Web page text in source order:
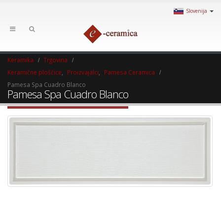
Slovenija
Keramika
Trgovina
Keramične ploščice
Proizvajalci
Pamesa Ceramica
Pamesa Spa Cuadro Blanco
Pamesa Spa Cuadro Blanco